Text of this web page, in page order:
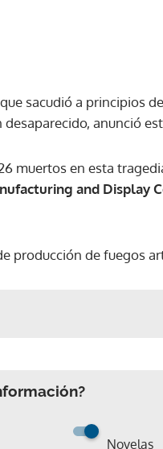
sacudió a principios
desaparecido, anunció
muertos en esta
and Display
producción de fuegos
Novelas